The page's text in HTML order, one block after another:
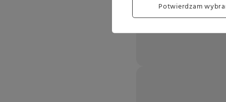
Potwierdzam